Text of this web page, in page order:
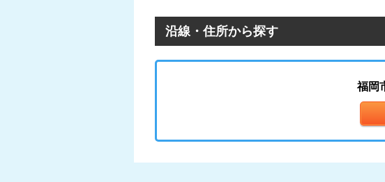
沿線・住所から探す
福岡